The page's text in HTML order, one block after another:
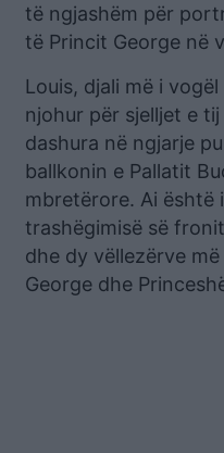
të ngjashëm për
të Princit George në
Louis, djali më i
njohur për sjelljet e
dashura në ngjarje
ballkonin e Pallatit
mbretërore. Ai është
trashëgimisë së
dhe dy vëllezërve
George dhe